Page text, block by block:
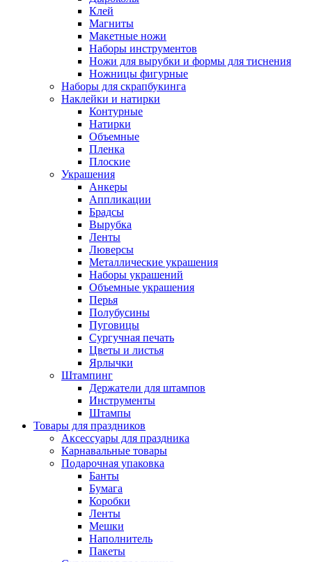
Клей
Магниты
Макетные ножи
Наборы инструментов
Ножи для вырубки и формы для тиснения
Ножницы фигурные
Наборы для скрапбукинга
Наклейки и натирки
Контурные
Натирки
Объемные
Пленка
Плоские
Украшения
Анкеры
Аппликации
Брадсы
Вырубка
Ленты
Люверсы
Металлические украшения
Наборы украшений
Объемные украшения
Перья
Полубусины
Пуговицы
Сургучная печать
Цветы и листья
Ярлычки
Штампинг
Держатели для штампов
Инструменты
Штампы
Товары для праздников
Аксессуары для праздника
Карнавальные товары
Подарочная упаковка
Банты
Бумага
Коробки
Ленты
Мешки
Наполнитель
Пакеты